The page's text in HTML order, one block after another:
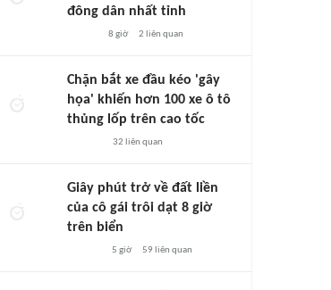
đông dân nhất tỉnh
8 giờ 2 liên quan
Chặn bắt xe đầu kéo 'gây
họa' khiến hơn 100 xe ô tô
thủng lốp trên cao tốc
32 liên quan
Giây phút trở về đất liền
của cô gái trôi dạt 8 giờ
trên biển
5 giờ 59 liên quan